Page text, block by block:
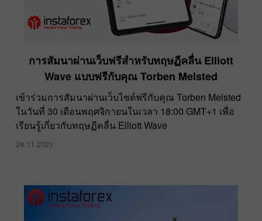
การสัมนาผ่านเว็บฟรีสำหรับทฤษฏีคลื่น Elliott
Wave แบบฟรีกับคุณ Torben Melsted
เข้าร่วมการสัมนาผ่านเว็บไซต์ฟรีกับคุณ Torben Melsted
ในวันที่ 30 เดือนพฤศจิกายนในเวลา 18:00 GMT+1 เพื่อ
เรียนรู้เกี่ยวกับทฤษฏีคลื่น Elliott Wave
24.11.2021